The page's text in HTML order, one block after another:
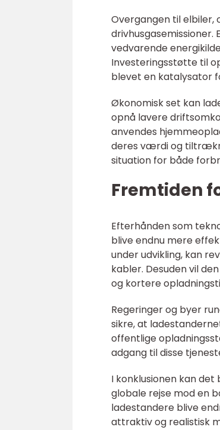
Overgangen til elbiler,
drivhusgasemissioner.
vedvarende
Investeringsstøtte til
blevet en katalysator
Økonomisk set kan
opnå lavere
anvendes
deres værdi og
situation for både
Fremtiden
Efterhånden som
blive endnu mere
under udvikling, kan
kabler. Desuden vil
og kortere
Regeringer og byer
sikre, at
offentlige
adgang til disse
I konklusionen kan
globale rejse mod en
ladestandere blive
attraktiv og realistisk